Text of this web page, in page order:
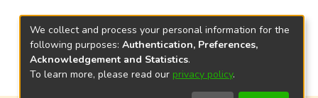
We collect and process your personal information for the
following purposes: Authentication, Preferences,
Acknowledgement and Statistics.
To learn more, please read our privacy policy.